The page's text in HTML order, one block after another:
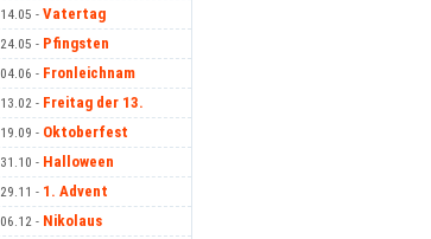
14.05 - Vatertag
24.05 - Pfingsten
04.06 - Fronleichnam
13.02 - Freitag der 13.
19.09 - Oktoberfest
31.10 - Halloween
29.11 - 1. Advent
06.12 - Nikolaus